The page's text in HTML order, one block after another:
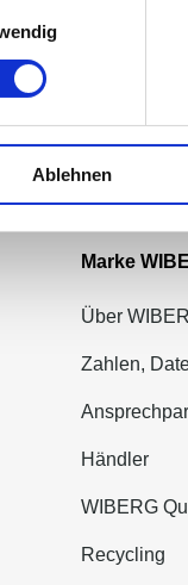
Ablehnen
Marke
Über
Zahlen,
Händler
WIBERG
Recycling